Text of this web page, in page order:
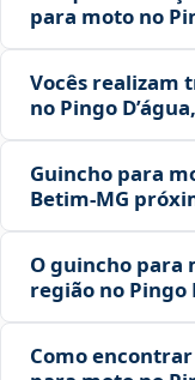
para moto no
Vocês realizam
no Pingo
Guincho para
Betim‑MG
O guincho para
região no Pingo
Como